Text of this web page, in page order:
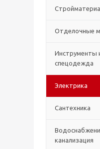
Отделочные
Инструменты
спецодежда
Электрика
Сантехника
канализация